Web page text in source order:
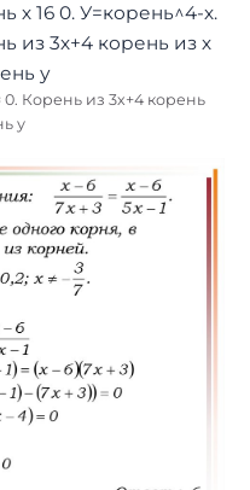
Корень из 3х+4 корень
у